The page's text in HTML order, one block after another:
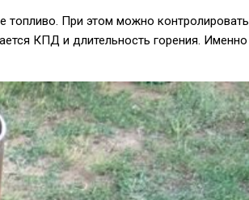
топливо. При этом можно контролировать
КПД и длительность горения. Именно